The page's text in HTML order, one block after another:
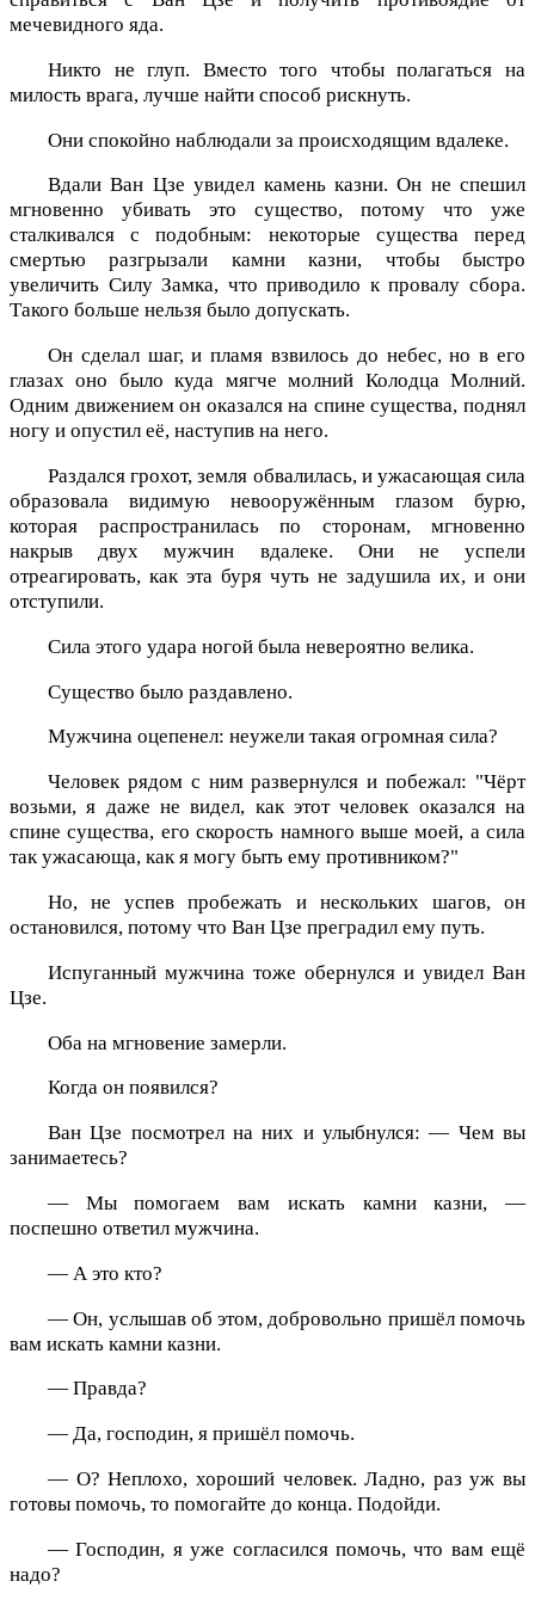
мечевидного яда.
Никто не глуп. Вместо того чтобы полагаться на
милость врага, лучше найти способ рискнуть.
Они спокойно наблюдали за происходящим вдалеке.
Вдали Ван Цзе увидел камень казни. Он не спешил
мгновенно убивать это существо, потому что уже
сталкивался с подобным: некоторые существа перед
смертью разгрызали камни казни, чтобы быстро
увеличить Силу Замка, что приводило к провалу сбора.
Такого больше нельзя было допускать.
Он сделал шаг, и пламя взвилось до небес, но в его
глазах оно было куда мягче молний Колодца Молний.
Одним движением он оказался на спине существа, поднял
ногу и опустил её, наступив на него.
Раздался грохот, земля обвалилась, и ужасающая сила
образовала видимую невооружённым глазом бурю,
которая распространилась по сторонам, мгновенно
накрыв двух мужчин вдалеке. Они не успели
отреагировать, как эта буря чуть не задушила их, и они
отступили.
Сила этого удара ногой была невероятно велика.
Существо было раздавлено.
Мужчина оцепенел: неужели такая огромная сила?
Человек рядом с ним развернулся и побежал: "Чёрт
возьми, я даже не видел, как этот человек оказался на
спине существа, его скорость намного выше моей, а сила
так ужасающа, как я могу быть ему противником?"
Но, не успев пробежать и нескольких шагов, он
остановился, потому что Ван Цзе преградил ему путь.
Испуганный мужчина тоже обернулся и увидел Ван
Цзе.
Оба на мгновение замерли.
Когда он появился?
Ван Цзе посмотрел на них и улыбнулся: — Чем вы
занимаетесь?
— Мы помогаем вам искать камни казни, —
поспешно ответил мужчина.
— А это кто?
— Он, услышав об этом, добровольно пришёл помочь
вам искать камни казни.
— Правда?
— Да, господин, я пришёл помочь.
— О? Неплохо, хороший человек. Ладно, раз уж вы
готовы помочь, то помогайте до конца. Подойди.
— Господин, я уже согласился помочь, что вам ещё
надо?